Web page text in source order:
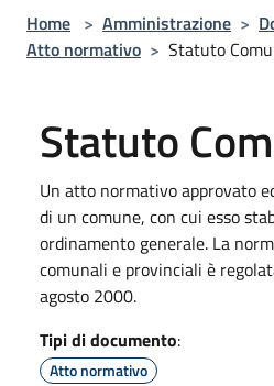
Home > Amministrazione >
Atto normativo > Statuto
Statuto
Un atto normativo approvato
di un comune, con cui esso
ordinamento generale. La
comunali e provinciali è
agosto 2000.
Tipi di documento:
Atto normativo